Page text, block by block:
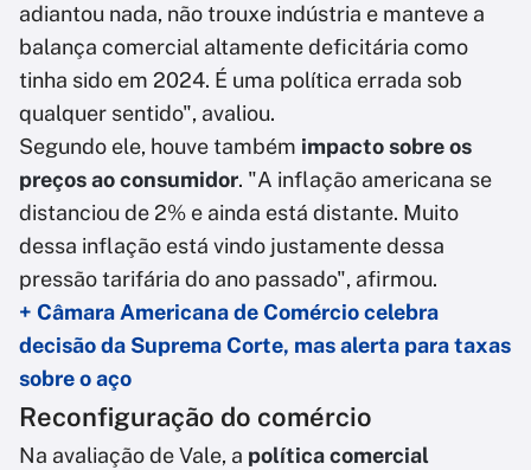
adiantou nada, não trouxe indústria e manteve a
balança comercial altamente deficitária como
tinha sido em 2024. É uma política errada sob
qualquer sentido", avaliou.
Segundo ele, houve também impacto sobre os
preços ao consumidor. "A inflação americana se
distanciou de 2% e ainda está distante. Muito
dessa inflação está vindo justamente dessa
pressão tarifária do ano passado", afirmou.
+ Câmara Americana de Comércio celebra
decisão da Suprema Corte, mas alerta para taxas
sobre o aço
Reconfiguração do comércio
Na avaliação de Vale, a política comercial